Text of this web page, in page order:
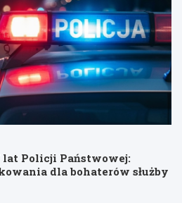
lat Policji Państwowej:
dla bohaterów służby